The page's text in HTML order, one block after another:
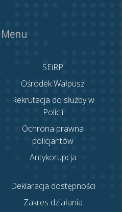
Menu
SEiRP
Ośrodek Wałpusz
Rekrutacja do służby w
Policji
Ochrona prawna
policjantów
Antykorupcja
Deklaracja dostępności
Zakres działania